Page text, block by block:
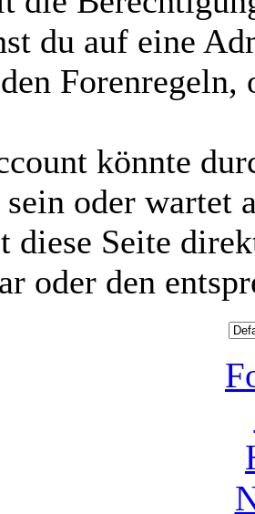
du auf eine
Forenregeln,
könnte
sein oder wartet
diese Seite
oder den